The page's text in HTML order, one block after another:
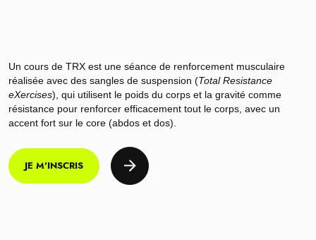
Un cours de TRX est une séance de renforcement musculaire
réalisée avec des sangles de suspension (Total Resistance
eXercises), qui utilisent le poids du corps et la gravité comme
résistance pour renforcer efficacement tout le corps, avec un
accent fort sur le core (abdos et dos).
JE M'INSCRIS